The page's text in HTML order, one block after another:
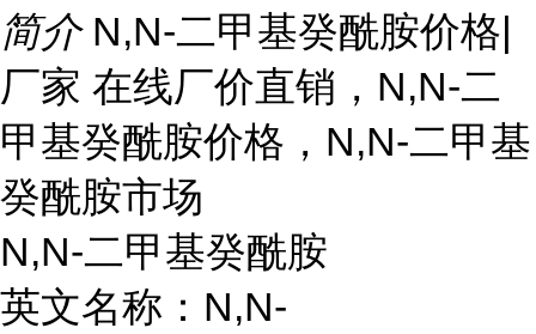
简介 N,N-二甲基癸酰胺价格|
厂家 在线厂价直销，N,N-二
甲基癸酰胺价格，N,N-二甲基
癸酰胺市场
N,N-二甲基癸酰胺
英文名称：N,N-